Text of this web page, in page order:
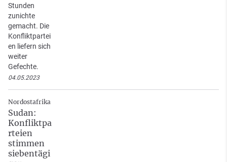
Stunden
zunichte
gemacht. Die
Konfliktpartei
en liefern sich
weiter
Gefechte.
04.05.2023
Nordostafrika
Sudan:
Konfliktpa
rteien
stimmen
siebentägi